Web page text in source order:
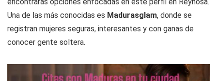
Una de las más conocidas es Madurasglam, donde se
registran mujeres seguras, interesantes y con ganas de
conocer gente soltera.